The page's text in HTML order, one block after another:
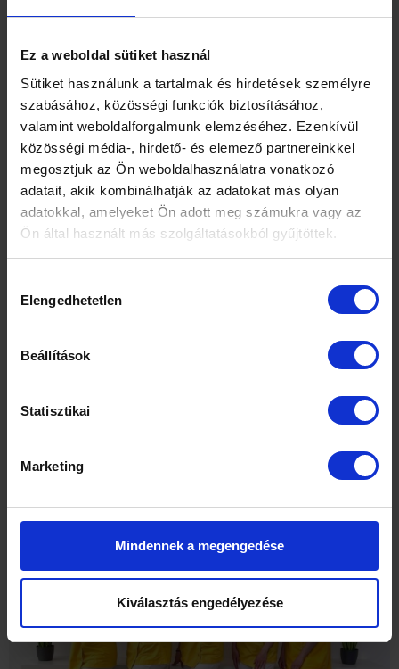
Ez a weboldal sütiket használ
Sütiket használunk a tartalmak és hirdetések személyre
szabásához, közösségi funkciók biztosításához,
valamint weboldalforgalmunk elemzéséhez. Ezenkívül
közösségi média-, hirdető- és elemező partnereinkkel
megosztjuk az Ön weboldalhasználatra vonatkozó
adatait, akik kombinálhatják az adatokat más olyan
adatokkal, amelyeket Ön adott meg számukra vagy az
Ön által használt más szolgáltatásokból gyűjtöttek.
kiválasztása
Elengedhetetlen
Beállítások
Statisztikai
Marketing
Mindennek a megengedése
Kiválasztás engedélyezése
kényelmesen elintézhető minden
mintavétel és vizsgálat egy helyen
Egyéni igényeidet mindig figyelembe
vesszük
Ötleteidet, innovatív gondolataidat nem
kell magadban tartanod, díjazzuk és
szívesen fogadjuk őket
…és nem mellesleg, a kávé mindig
Ha felkeltettük érdeklődésedet, ne
+36 30 850 0029–
rendelo@uraniamedicalcenter.hu
e-